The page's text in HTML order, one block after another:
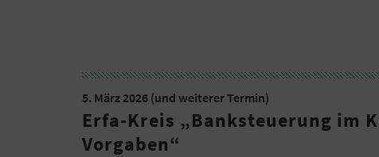
5. März 2026 (und weiterer Termin)
Erfa-Kreis „Banksteuerung im
Vorgaben“